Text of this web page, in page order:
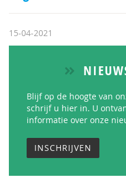
15-04-2021
Blijf op de hoogte van
schrijf u hier in. U
informatie over onze
INSCHRIJVEN